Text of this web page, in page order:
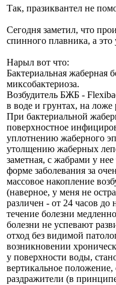
Так, празиквантел не
Сегодня заметил, что
спинного плавника, а это
Нарыл вот что:
Бактериальная жаберная
миксобактериоза.
Возбудитель БЖБ -
в воде и грунтах, на
При бактериальной
поверхностное
уплотнению жаберного
утолщению жаберных
заметная, с жабрами у
форме заболевания за
массовое накопление
(наверное, у меня не
различен - от 24 часов до
течение болезни
болезни не успевают
отход без видимой
возникновении
у поверхности воды,
вертикальное
раздражители (в